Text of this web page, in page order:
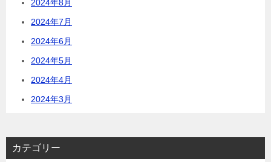
2024年8月
2024年7月
2024年6月
2024年5月
2024年4月
2024年3月
カテゴリー